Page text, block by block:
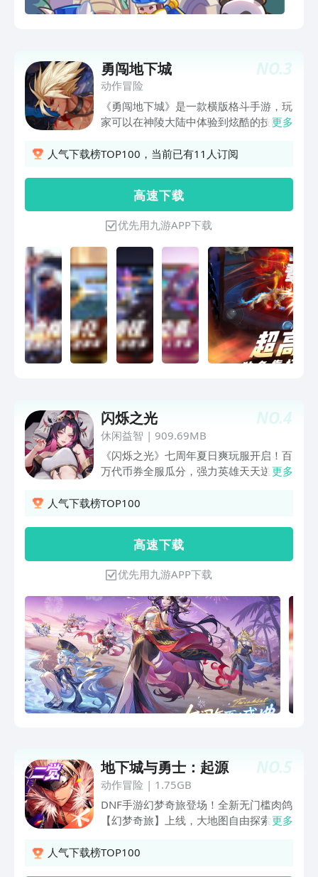
NO.3
勇闯地下城
动作冒险
《勇闯地下城》是一款横版格斗手游，玩
家可以在神陵大陆中体验到炫酷的技能特
验不同的转职之路！多种技能搭配，享受
场，无属性格斗对决赛事，谁能登顶竞技
王座？
更多
人气下载榜TOP100，当前已有11人订阅
高 速 下 载
优先用九游APP下载
NO.4
闪烁之光
休闲益智 | 909.69MB
《闪烁之光》七周年夏日爽玩服开启！百
万代币券全服瓜分，强力英雄天天送，
戏基金。 全新UR辅助「后土」降临，六
登场。 全新域灵系统上线，经典英雄化
身Q版灵宠，萌趣外观加持，情怀与玩法
双重焕新！
更多
人气下载榜TOP100
高 速 下 载
优先用九游APP下载
NO.5
地下城与勇士：起源
动作冒险 | 1.75GB
DNF手游幻梦奇旅登场！全新无门槛肉鸽
【幻梦奇旅】上线，大地图自由探索，随
件！【超越地下城】全新噩梦难度登场，
更多
人气下载榜TOP100